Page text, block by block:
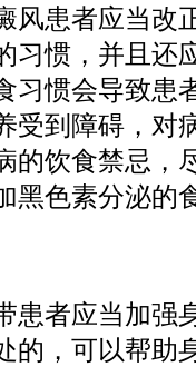
患者应当改
习惯，并且还
习惯会导致患
受到障碍，对
的饮食禁忌，
黑色素分泌的
者应当加强
的，可以帮助